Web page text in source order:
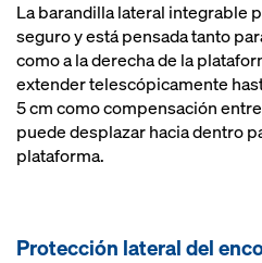
La barandilla lateral integrable
seguro y está pensada tanto
como a la derecha de la
extender telescópicamente
5 cm como compensación
puede desplazar hacia dentro
plataforma.
Protección lateral del